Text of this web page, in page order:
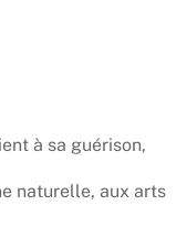
à sa guérison,
naturelle, aux arts